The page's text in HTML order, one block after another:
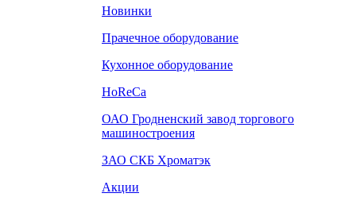
Новинки
Прачечное оборудование
Кухонное оборудование
HoReCa
ОАО Гродненский завод торгового
машиностроения
ЗАО СКБ Хроматэк
Акции